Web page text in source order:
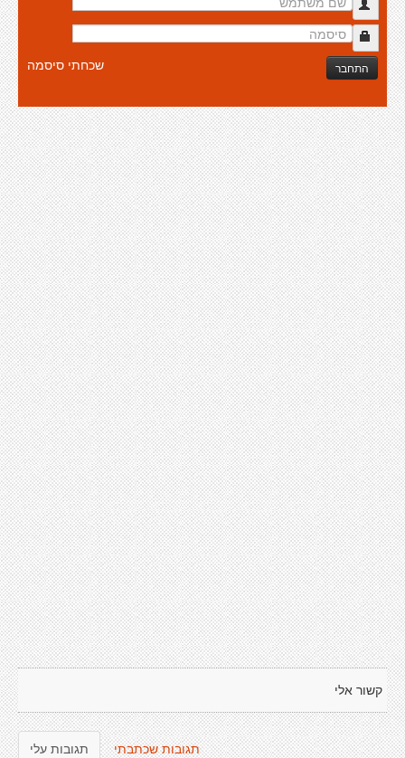
התחבר שכחתי סיסמה
קשור אלי
תגובות עלי תגובות שכתבתי